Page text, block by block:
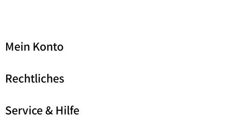
Mein Konto
Rechtliches
Service & Hilfe